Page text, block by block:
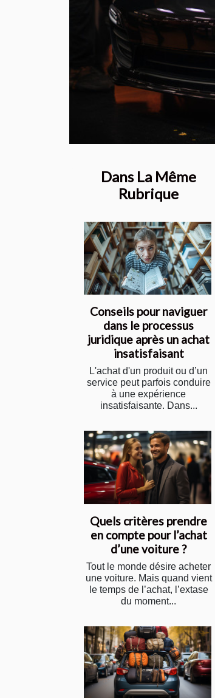
Dans La Même
Rubrique
Conseils pour naviguer
dans le processus
juridique après un achat
insatisfaisant
L'achat d'un produit ou d’un
service peut parfois conduire
à une expérience
insatisfaisante. Dans...
Quels critères prendre
en compte pour l’achat
d’une voiture ?
Tout le monde désire acheter
une voiture. Mais quand vient
le temps de l’achat, l’extase
du moment...